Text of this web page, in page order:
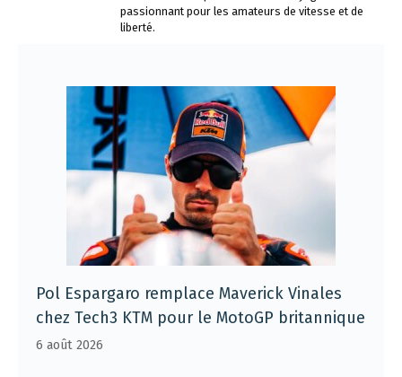
passionnant pour les amateurs de vitesse et de
liberté.
Pol Espargaro remplace Maverick Vinales
chez Tech3 KTM pour le MotoGP britannique
6 août 2026